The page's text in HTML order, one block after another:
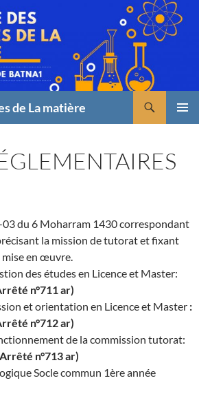
de La matière
du 6 Moharram 1430 correspondant
la mission de tutorat et fixant
mise en œuvre.
des études en Licence et Master:
n°711 ar)
et orientation en Licence et Master :
n°712 ar)
de la commission tutorat:
n°713 ar)
Socle commun 1èreannée